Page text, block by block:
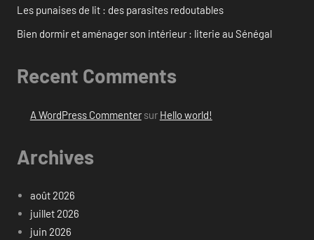
Les punaises de lit : des parasites redoutables
Bien dormir et aménager son intérieur : literie au Sénégal
Recent Comments
A WordPress Commentersur Hello world!
Archives
août 2026
juillet 2026
juin 2026